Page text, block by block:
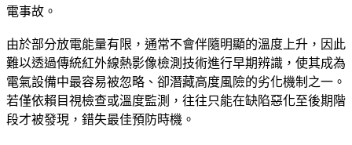
電事故。
由於部分放電能量有限，通常不會伴隨明顯的溫度上升，因此
難以透過傳統紅外線熱影像檢測技術進行早期辨識，使其成為
電氣設備中最容易被忽略、卻潛藏高度風險的劣化機制之一。
若僅依賴目視檢查或溫度監測，往往只能在缺陷惡化至後期階
段才被發現，錯失最佳預防時機。